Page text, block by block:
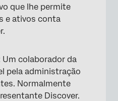
que lhe permite
e ativos conta
Um colaborador da
pela administração
Normalmente
Discover.